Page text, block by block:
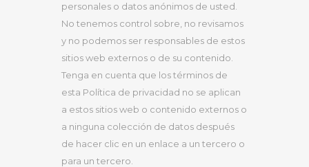
personales o datos anónimos de usted.
No tenemos control sobre, no revisamos
y no podemos ser responsables de estos
sitios web externos o de su contenido.
Tenga en cuenta que los términos de
esta Política de privacidad no se aplican
a estos sitios web o contenido externos o
a ninguna colección de datos después
de hacer clic en un enlace a un tercero o
para un tercero.